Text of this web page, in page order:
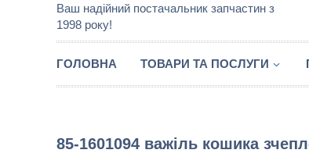
Ваш надійний постачальник запчастин з
1998 року!
ГОЛОВНА ТОВАРИ ТА ПОСЛУГИ
85-1601094 важіль кошика